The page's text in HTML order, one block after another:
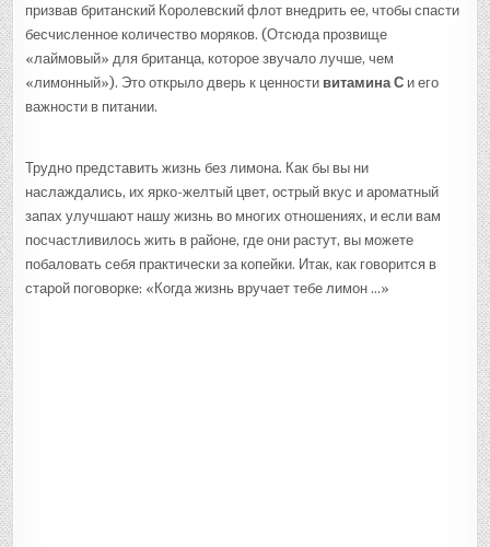
призвав британский Королевский флот внедрить ее, чтобы спасти
бесчисленное количество моряков. (Отсюда прозвище
«лаймовый» для британца, которое звучало лучше, чем
«лимонный»). Это открыло дверь к ценности витамина С и его
важности в питании.
Трудно представить жизнь без лимона. Как бы вы ни
наслаждались, их ярко-желтый цвет, острый вкус и ароматный
запах улучшают нашу жизнь во многих отношениях, и если вам
посчастливилось жить в районе, где они растут, вы можете
побаловать себя практически за копейки. Итак, как говорится в
старой поговорке: «Когда жизнь вручает тебе лимон …»